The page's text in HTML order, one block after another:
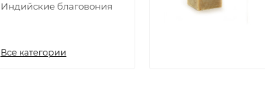
Индийские благовония
Все категории